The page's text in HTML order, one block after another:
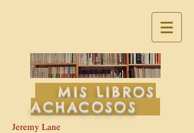
MIS LIBROS
ACHACOSOS
Jeremy Lane